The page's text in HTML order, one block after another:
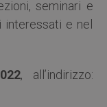
seminari e
interessati e nel
, all’indirizzo: